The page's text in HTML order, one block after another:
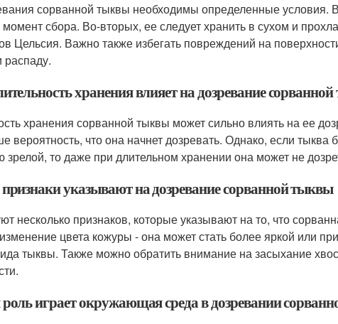
сорванной тыквы необходимы определенные условия.
момент сбора. Во-вторых, ее следует хранить в сухом и
Цельсия. Важно также избегать повреждений на
распаду.
хранения влияет на дозревание
хранения сорванной тыквы может сильно влиять на ее
вероятность, что она начнет дозревать. Однако, если
зрелой, то даже при длительном хранении она может не
указывают на дозревание сорванной тыквы
несколько признаков, которые указывают на то, что
цвета кожуры - она может стать более яркой или
тыквы. Также можно обратить внимание на засыхание
играет окружающая среда в дозревании